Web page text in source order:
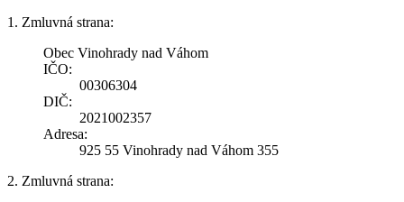
1. Zmluvná strana:
Obec Vinohrady nad Váhom
IČO:
00306304
DIČ:
2021002357
Adresa:
925 55 Vinohrady nad Váhom 355
2. Zmluvná strana: